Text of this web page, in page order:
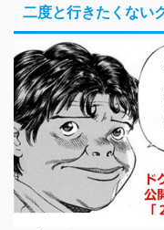
二度と行きたくない